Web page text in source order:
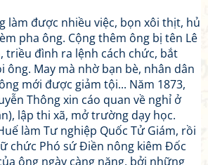
làm được nhiều việc, bọn xôi thịt, hủ
pha ông. Cộng thêm ông bị tên Lê
triều đình ra lệnh cách chức, bắt
ông. May mà nhờ bạn bè, nhân dân
mới được giảm tội... Năm 1873,
Thông xin cáo quan về nghỉ ở
lập thi xã, mở trường dạy học.
làm Tư nghiệp Quốc Tử Giám, rồi
chức Phó sứ Điền nông kiêm Đốc
ông ngày càng nặng, bởi những